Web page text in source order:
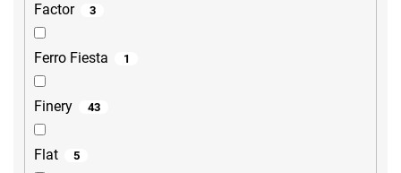
Factor 3
Ferro Fiesta 1
Finery 43
Flat 5